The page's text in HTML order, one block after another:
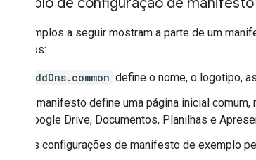
Os exemplos a seguir mostram a parte de um
aspectos:
addOns.common define o nome, o logotipo,
O manifesto define uma página inicial
Google Drive, Documentos, Planilhas e
As configurações de manifesto de exemplo